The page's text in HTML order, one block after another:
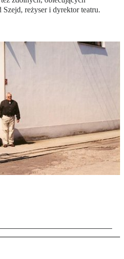
reżyser i dyrektor teatru.